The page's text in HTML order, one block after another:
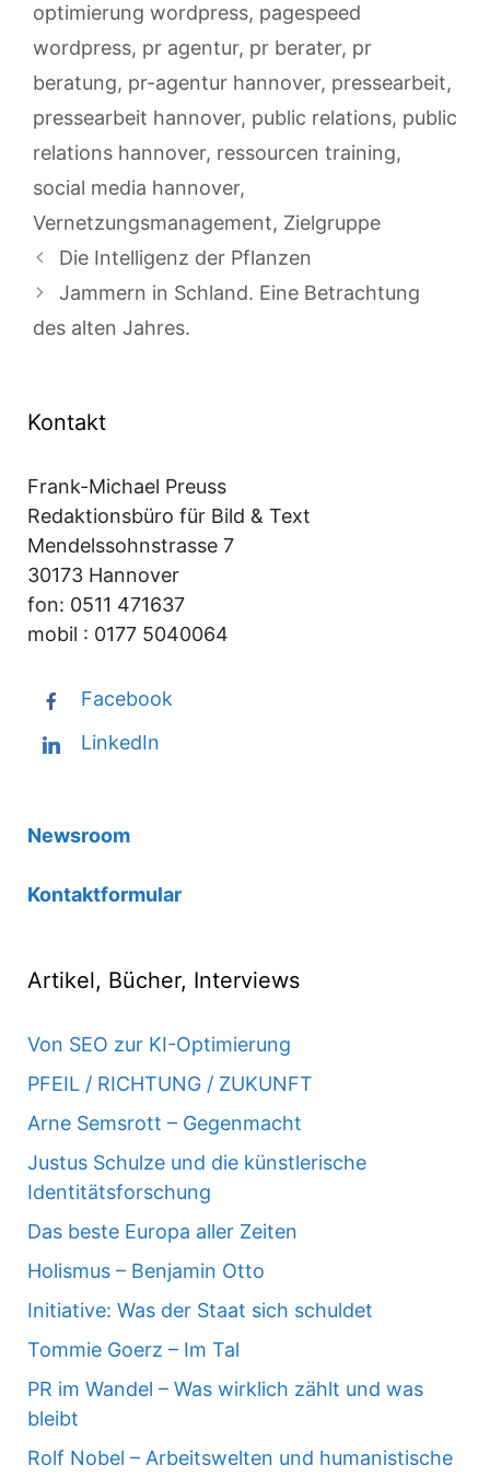
optimierung wordpress, pagespeed
wordpress, pr agentur, pr berater, pr
beratung, pr-agentur hannover, pressearbeit,
pressearbeit hannover, public relations, public
relations hannover, ressourcen training,
social media hannover,
Vernetzungsmanagement, Zielgruppe
Die Intelligenz der Pflanzen
Jammern in Schland. Eine Betrachtung
des alten Jahres.
Kontakt
Frank-Michael Preuss
Redaktionsbüro für Bild & Text
Mendelssohnstrasse 7
30173 Hannover
fon: 0511 471637
mobil : 0177 5040064
Facebook
LinkedIn
Newsroom
Kontaktformular
Artikel, Bücher, Interviews
Von SEO zur KI-Optimierung
PFEIL / RICHTUNG / ZUKUNFT
Arne Semsrott – Gegenmacht
Justus Schulze und die künstlerische
Identitätsforschung
Das beste Europa aller Zeiten
Holismus – Benjamin Otto
Initiative: Was der Staat sich schuldet
Tommie Goerz – Im Tal
PR im Wandel – Was wirklich zählt und was
bleibt
Rolf Nobel – Arbeitswelten und humanistische